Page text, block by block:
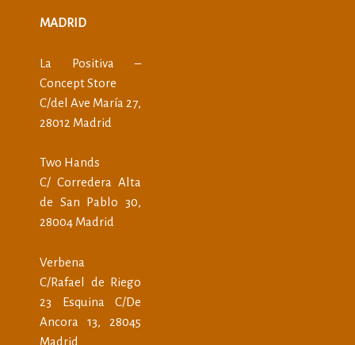
MADRID
La Positiva –
Concept Store
C/del Ave María 27,
28012 Madrid
Two Hands
C/ Corredera Alta
de San Pablo 30,
28004 Madrid
Verbena
C/Rafael de Riego
23 Esquina C/De
Ancora 13, 28045
Madrid